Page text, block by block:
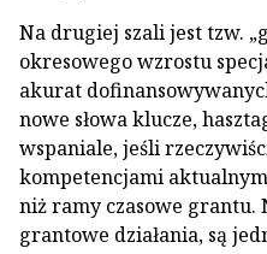
Na drugiej szali jest tzw.
okresowego wzrostu
akurat
nowe słowa klucze,
wspaniale, jeśli
kompetencjami
niż ramy czasowe grantu.
grantowe działania, są